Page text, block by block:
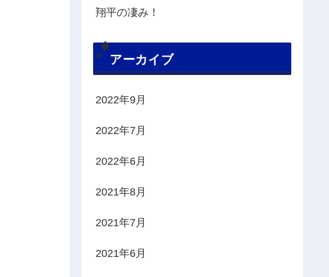
翔平の凄み！
アーカイブ
2022年9月
2022年7月
2022年6月
2021年8月
2021年7月
2021年6月